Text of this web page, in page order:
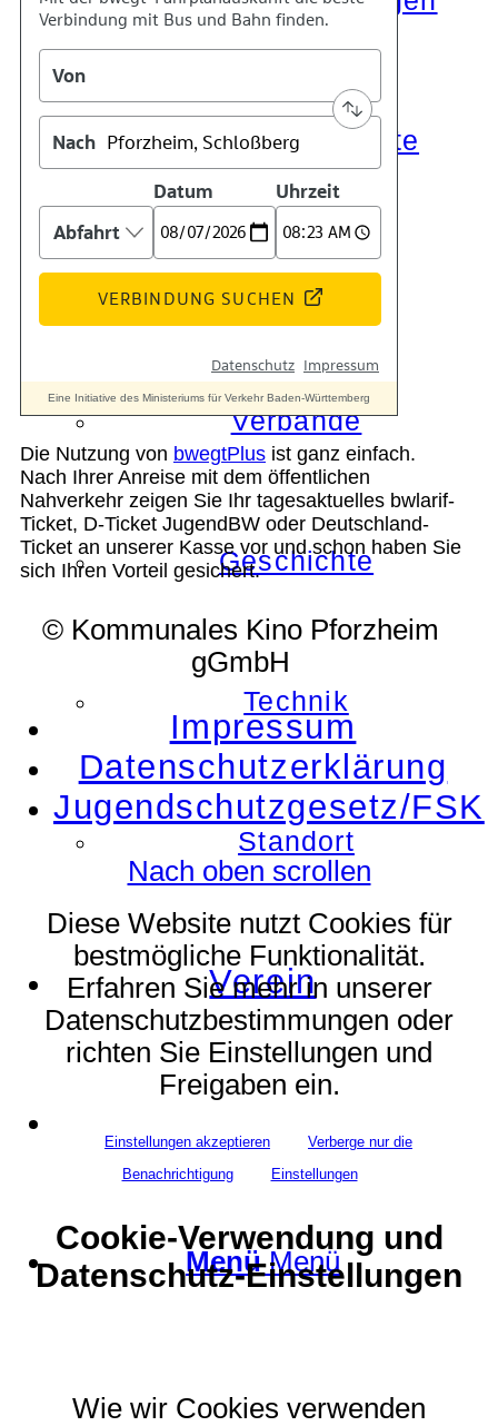
Tätigkeitsberichte
Kooperationen
Verbände
Geschichte
Technik
Standort
Verein
Menü Menü
Die Nutzung von bwegtPlus ist ganz einfach.
Nach Ihrer Anreise mit dem öffentlichen
Nahverkehr zeigen Sie Ihr tagesaktuelles bwlarif-
Ticket, D-Ticket JugendBW oder Deutschland-
Ticket an unserer Kasse vor und schon haben Sie
sich Ihren Vorteil gesichert.
© Kommunales Kino Pforzheim
gGmbH
Impressum
Datenschutzerklärung
Jugendschutzgesetz/FSK
Nach oben scrollen
Diese Website nutzt Cookies für
bestmögliche Funktionalität.
Erfahren Sie mehr in unserer
Datenschutzbestimmungen oder
richten Sie Einstellungen und
Freigaben ein.
Einstellungen akzeptieren
Verberge nur die
Benachrichtigung
Einstellungen
Cookie-Verwendung und
Datenschutz-Einstellungen
Wie wir Cookies verwenden